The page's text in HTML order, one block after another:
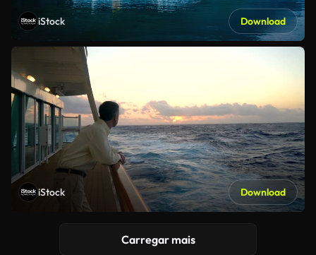
iStock Download
iStock Download
Carregar mais